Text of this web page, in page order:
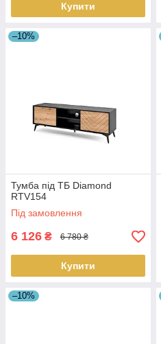
Купити
–10%
Тумба під ТБ Diamond
RTV154
Під замовлення
6 126 ₴ 6 780 ₴
Купити
–10%